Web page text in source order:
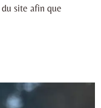
du site afin que